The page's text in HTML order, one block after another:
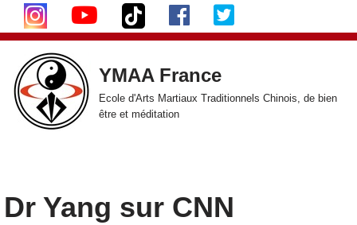
Aller
au
contenu
YMAA France
Ecole d'Arts Martiaux Traditionnels Chinois, de bien
être et méditation
Dr Yang sur CNN